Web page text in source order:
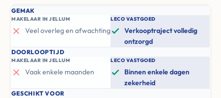
GEMAK
MAKELAAR IN JELLUM
Veel overleg en afwachting
LECO VASTGOED
Verkooptraject volledig
ontzorgd
DOORLOOPTIJD
MAKELAAR IN JELLUM
Vaak enkele maanden
LECO VASTGOED
Binnen enkele dagen
zekerheid
GESCHIKT VOOR